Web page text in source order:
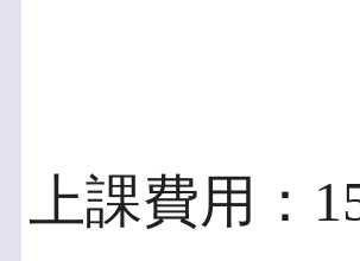
上課費用：